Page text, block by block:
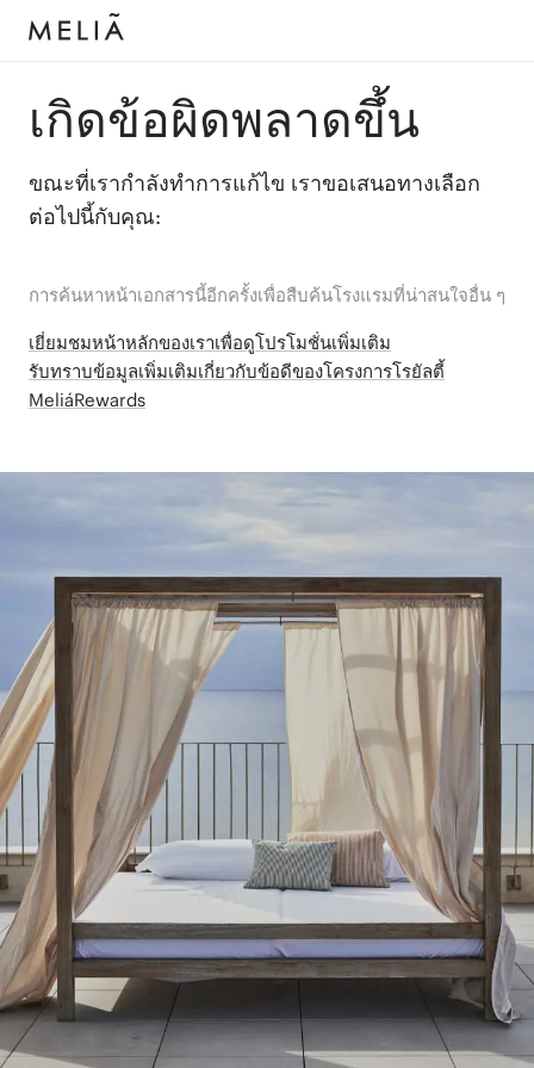
เกิดข้อผิดพลาดขึ้น
ขณะที่เรากำลังทำการแก้ไข เราขอเสนอทางเลือก
ต่อไปนี้กับคุณ:
การค้นหาหน้าเอกสารนี้อีกครั้งเพื่อสืบค้นโรงแรมที่น่าสนใจอื่น ๆ
เยี่ยมชมหน้าหลักของเราเพื่อดูโปรโมชั่นเพิ่มเติม
รับทราบข้อมูลเพิ่มเติมเกี่ยวกับข้อดีของโครงการโรยัลตี้
MeliáRewards